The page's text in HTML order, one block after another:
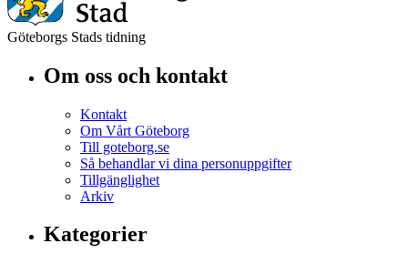
Göteborgs Stads tidning
Om oss och kontakt
Kontakt
Om Vårt Göteborg
Till goteborg.se
Så behandlar vi dina personuppgifter
Tillgänglighet
Arkiv
Kategorier